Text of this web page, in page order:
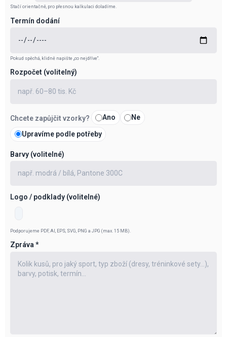
Stačí orientačně, pro přesnou kalkulaci doladíme.
Termín dodání
Pokud spěchá, klidně napište „co nejdříve“.
Rozpočet (volitelný)
Chcete zapůjčit vzorky? Ano Ne
Upravíme podle potřeby
Barvy (volitelné)
Logo / podklady (volitelné)
Podporujeme PDF, AI, EPS, SVG, PNG a JPG (max. 15 MB).
Zpráva *